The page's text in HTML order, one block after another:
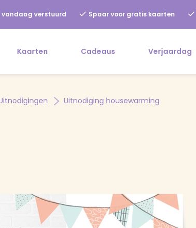
vandaag verstuurd Spaar voor gratis kaarten
Kaarten Cadeaus Verjaardag
Uitnodiging housewarming